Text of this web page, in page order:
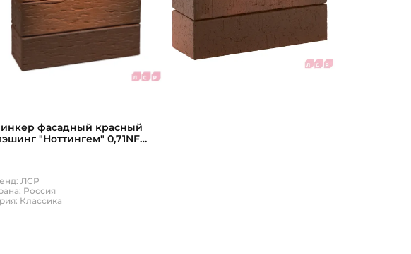
фасадный красный
"Ноттингем" 0,71NF
ЛСР
Россия
Классика